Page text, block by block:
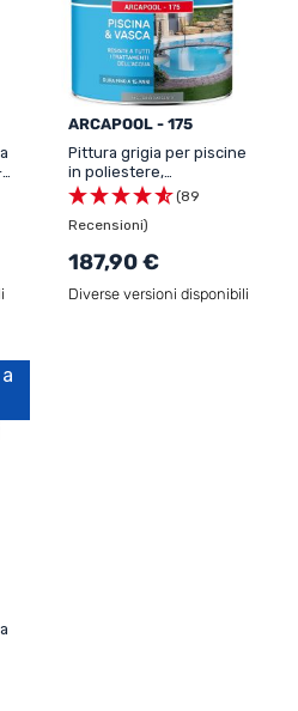
ARCAPOOL - 175
Pittura grigia per piscine
in poliestere,
calcestruzzo -
ARCAPOOL - 175
(89
Recensioni)
187,90 €
Diverse versioni disponibili